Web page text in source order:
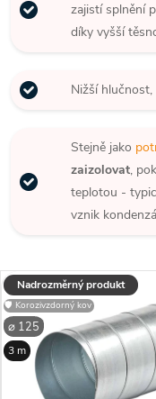
zajistí splnění
díky vyšší
Nižší
Stejně jako
zaizolovat,
teplotou -
vznik
Nadrozměrný produkt
⌀ 125
🛡️ Korozivzdorný kov
3 m